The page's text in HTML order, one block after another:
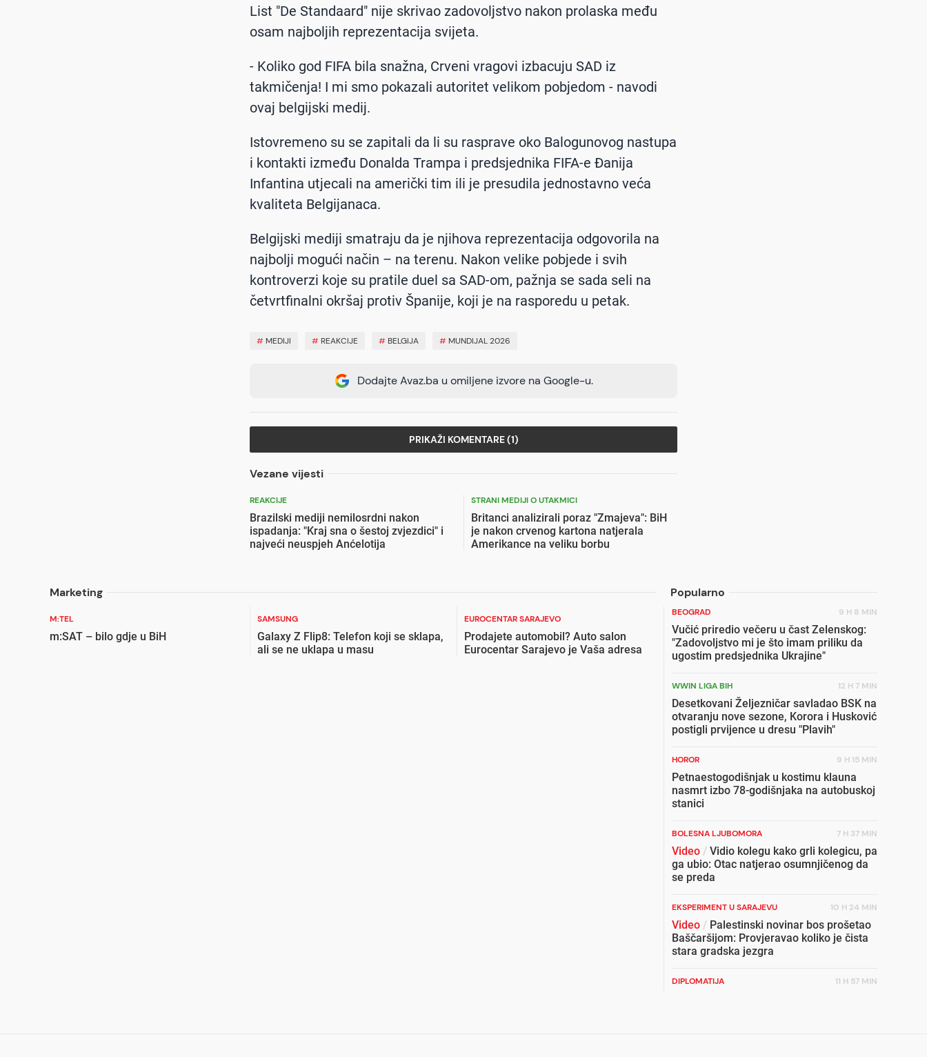
List "De Standaard" nije skrivao zadovoljstvo nakon prolaska među
osam najboljih reprezentacija svijeta.
- Koliko god FIFA bila snažna, Crveni vragovi izbacuju SAD iz
takmičenja! I mi smo pokazali autoritet velikom pobjedom - navodi
ovaj belgijski medij.
Istovremeno su se zapitali da li su rasprave oko Balogunovog nastupa
i kontakti između Donalda Trampa i predsjednika FIFA-e Đanija
Infantina utjecali na američki tim ili je presudila jednostavno veća
kvaliteta Belgijanaca.
Belgijski mediji smatraju da je njihova reprezentacija odgovorila na
najbolji mogući način – na terenu. Nakon velike pobjede i svih
kontroverzi koje su pratile duel sa SAD-om, pažnja se sada seli na
četvrtfinalni okršaj protiv Španije, koji je na rasporedu u petak.
# MEDIJI # REAKCIJE # BELGIJA # MUNDIJAL 2026
Dodajte Avaz.ba u omiljene izvore na Google-u.
PRIKAŽI KOMENTARE (1)
Vezane vijesti
REAKCIJE
Brazilski mediji nemilosrdni nakon
ispadanja: "Kraj sna o šestoj zvjezdici" i
najveći neuspjeh Anćelotija
STRANI MEDIJI O UTAKMICI
Britanci analizirali poraz "Zmajeva": BiH
je nakon crvenog kartona natjerala
Amerikance na veliku borbu
Marketing Popularno
M:TEL
m:SAT – bilo gdje u BiH
SAMSUNG
Galaxy Z Flip8: Telefon koji se sklapa,
ali se ne uklapa u masu
EUROCENTAR SARAJEVO
Prodajete automobil? Auto salon
Eurocentar Sarajevo je Vaša adresa
BEOGRAD 9 H 8 MIN
Vučić priredio večeru u čast Zelenskog:
"Zadovoljstvo mi je što imam priliku da
ugostim predsjednika Ukrajine"
WWIN LIGA BIH 12 H 7 MIN
Desetkovani Željezničar savladao BSK na
otvaranju nove sezone, Korora i Husković
postigli prvijence u dresu "Plavih"
HOROR 9 H 15 MIN
Petnaestogodišnjak u kostimu klauna
nasmrt izbo 78-godišnjaka na autobuskoj
stanici
BOLESNA LJUBOMORA 7 H 37 MIN
Video / Vidio kolegu kako grli kolegicu, pa
ga ubio: Otac natjerao osumnjičenog da
se preda
EKSPERIMENT U SARAJEVU 10 H 24 MIN
Video / Palestinski novinar bos prošetao
Baščaršijom: Provjeravao koliko je čista
stara gradska jezgra
DIPLOMATIJA 11 H 57 MIN